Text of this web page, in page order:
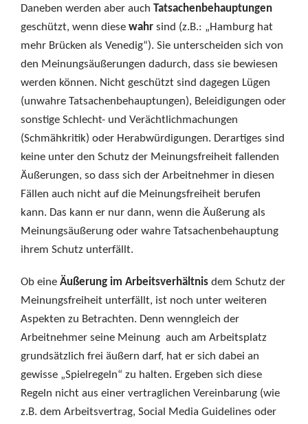
Daneben werden aber auch Tatsachenbehauptungen
geschützt, wenn diese wahr sind (z.B.: „Hamburg hat
mehr Brücken als Venedig“). Sie unterscheiden sich von
den Meinungsäußerungen dadurch, dass sie bewiesen
werden können. Nicht geschützt sind dagegen Lügen
(unwahre Tatsachenbehauptungen), Beleidigungen oder
sonstige Schlecht- und Verächtlichmachungen
(Schmähkritik) oder Herabwürdigungen. Derartiges sind
keine unter den Schutz der Meinungsfreiheit fallenden
Äußerungen, so dass sich der Arbeitnehmer in diesen
Fällen auch nicht auf die Meinungsfreiheit berufen
kann. Das kann er nur dann, wenn die Äußerung als
Meinungsäußerung oder wahre Tatsachenbehauptung
ihrem Schutz unterfällt.
Ob eine Äußerung im Arbeitsverhältnis dem Schutz der
Meinungsfreiheit unterfällt, ist noch unter weiteren
Aspekten zu Betrachten. Denn wenngleich der
Arbeitnehmer seine Meinung auch am Arbeitsplatz
grundsätzlich frei äußern darf, hat er sich dabei an
gewisse „Spielregeln“ zu halten. Ergeben sich diese
Regeln nicht aus einer vertraglichen Vereinbarung (wie
z.B. dem Arbeitsvertrag, Social Media Guidelines oder